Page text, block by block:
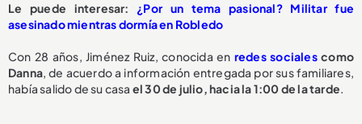
Le puede interesar: ¿Por un tema pasional? Militar fue
asesinado mientras dormía en Robledo
Con 28 años, Jiménez Ruiz, conocida en redes socialescomo
Danna, de acuerdo a información entregada por sus familiares,
había salido de su casa el 30 de julio, hacia la 1:00 de la tarde.